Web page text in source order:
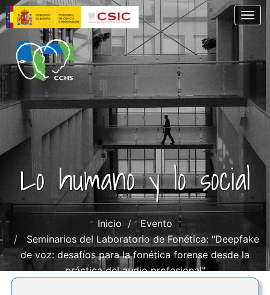
Pasar
al
contenido
principal
Lo humano y lo social
Inicio
Evento
Seminarios del Laboratorio de Fonética: "Deepfake
de voz: desafíos para la fonética forense desde la
práctica del audio profesional"